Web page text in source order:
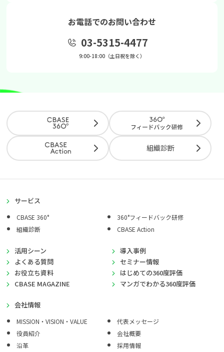
お電話でのお問い合わせ
03-5315-4477
9:00-18:00（土日祝を除く）
組織診断
サービス
CBASE 360°
360°フィードバック研修
組織診断
CBASE Action
活用シーン
導入事例
よくある質問
セミナー情報
お役立ち資料
はじめての360度評価
CBASE MAGAZINE
マンガでわかる360度評価
会社情報
MISSION・VISION・VALUE
代表メッセージ
役員紹介
会社概要
沿革
採用情報